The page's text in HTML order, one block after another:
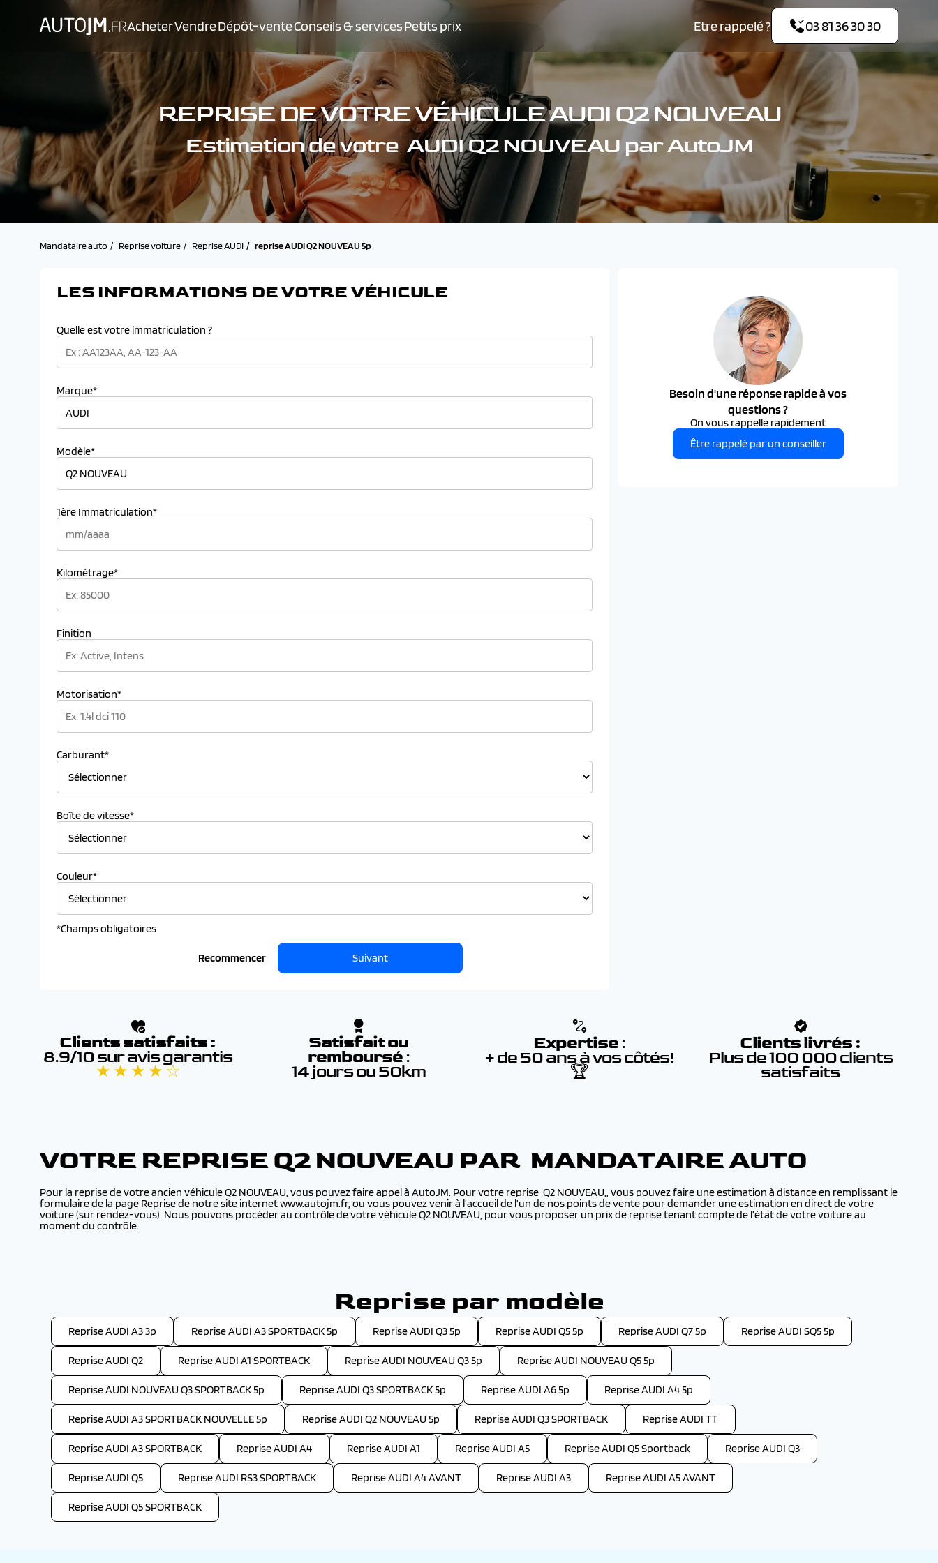
AcheterVendreDépôt-venteConseils & servicesPetits prix Etre rappelé ? 03 81 36 30 30
REPRISE DE VOTRE VÉHICULE AUDI Q2 NOUVEAU
Estimation de votre AUDI Q2 NOUVEAU par AutoJM
Mandataire auto Reprise voiture Reprise AUDI reprise AUDI Q2 NOUVEAU 5p
LES INFORMATIONS DE VOTRE VÉHICULE
Quelle est votre immatriculation ?
Marque*
Modèle*
1ère Immatriculation*
Kilométrage*
Finition
Motorisation*
Carburant*
Boîte de vitesse*
Couleur*
*Champs obligatoires
Recommencer Suivant
Besoin d'une réponse rapide à vos
questions ?
On vous rappelle rapidement
Être rappelé par un conseiller
Clients satisfaits :
8.9/10 sur avis garantis
★ ★ ★ ★ ☆
Satisfait ou
remboursé :
14 jours ou 50km
Expertise :
+ de 50 ans à vos côtés!
🏆
Clients livrés :
Plus de 100 000 clients
satisfaits
VOTRE REPRISE Q2 NOUVEAU PAR MANDATAIRE AUTO
Pour la reprise de votre ancien véhicule Q2 NOUVEAU, vous pouvez faire appel à AutoJM. Pour votre reprise Q2 NOUVEAU,, vous pouvez faire une estimation à distance en remplissant le
formulaire de la page Reprise de notre site internet www.autojm.fr, ou vous pouvez venir à l’accueil de l’un de nos points de vente pour demander une estimation en direct de votre
voiture (sur rendez-vous). Nous pouvons procéder au contrôle de votre véhicule Q2 NOUVEAU, pour vous proposer un prix de reprise tenant compte de l’état de votre voiture au
moment du contrôle.
Reprise par modèle
Reprise AUDI A3 3p Reprise AUDI A3 SPORTBACK 5p Reprise AUDI Q3 5p Reprise AUDI Q5 5p Reprise AUDI Q7 5p Reprise AUDI SQ5 5p
Reprise AUDI Q2 Reprise AUDI A1 SPORTBACK Reprise AUDI NOUVEAU Q3 5p Reprise AUDI NOUVEAU Q5 5p
Reprise AUDI NOUVEAU Q3 SPORTBACK 5p Reprise AUDI Q3 SPORTBACK 5p Reprise AUDI A6 5p Reprise AUDI A4 5p
Reprise AUDI A3 SPORTBACK NOUVELLE 5p Reprise AUDI Q2 NOUVEAU 5p Reprise AUDI Q3 SPORTBACK Reprise AUDI TT
Reprise AUDI A3 SPORTBACK Reprise AUDI A4 Reprise AUDI A1 Reprise AUDI A5 Reprise AUDI Q5 Sportback Reprise AUDI Q3
Reprise AUDI Q5 Reprise AUDI RS3 SPORTBACK Reprise AUDI A4 AVANT Reprise AUDI A3 Reprise AUDI A5 AVANT
Reprise AUDI Q5 SPORTBACK